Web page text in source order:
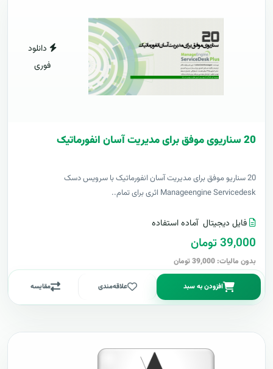
دانلود
فوری
20 سناریوی موفق برای مدیریت آسان انفورماتیک
20 سناریو موفق برای مدیریت آسان انفورماتیک با سرویس دسک
Manageengine Servicedesk اثری برای تمام..
فایل دیجیتال آماده استفاده
39,000 تومان
بدون مالیات: 39,000 تومان
افزودن به سبد علاقه‌مندی مقایسه